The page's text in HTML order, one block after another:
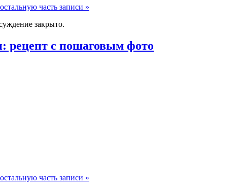
часть записи »
закрыто.
рецепт с пошаговым фото
часть записи »